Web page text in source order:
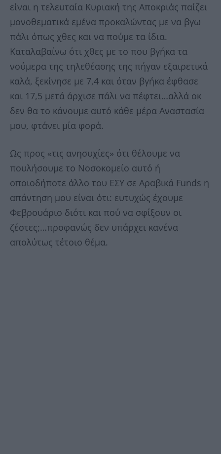
είναι η τελευταία Κυριακή της Αποκριάς παίζει
μονοθεματικά εμένα προκαλώντας με να βγω
πάλι όπως χθες και να πούμε τα ίδια.
Καταλαβαίνω ότι χθες με το που βγήκα τα
νούμερα της τηλεθέασης της πήγαν εξαιρετικά
καλά, ξεκίνησε με 7,4 και όταν βγήκα έφθασε
και 17,5 μετά άρχισε πάλι να πέφτει…αλλά οκ
δεν θα το κάνουμε αυτό κάθε μέρα Αναστασία
μου, φτάνει μία φορά.
Ως προς «τις ανησυχίες» ότι θέλουμε να
πουλήσουμε το Νοσοκομείο αυτό ή
οποιοδήποτε άλλο του ΕΣΥ σε Αραβικά Funds η
απάντηση μου είναι ότι: ευτυχώς έχουμε
Φεβρουάριο διότι και πού να σφίξουν οι
ζέστες;…προφανώς δεν υπάρχει κανένα
απολύτως τέτοιο θέμα.